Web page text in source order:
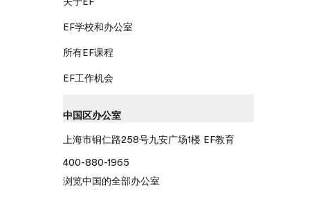
EF学校和办公室
所有EF课程
EF工作机会
中国区办公室
上海市铜仁路258号九安广场1楼 EF教育
400-880-1965
浏览中国的全部办公室